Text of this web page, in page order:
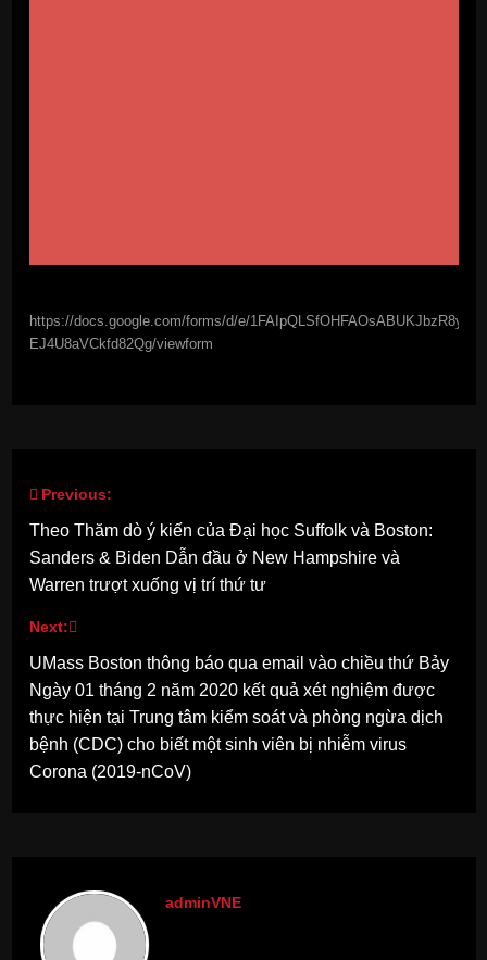
https://docs.google.com/forms/d/e/
EJ4U8aVCkfd82Qg/viewform
Post
navigation
Previous:
Theo Thăm dò ý kiến của Đại học Suffolk và Boston:
Sanders & Biden Dẫn đầu ở New Hampshire và
Warren trượt xuống vị trí thứ tư
Next:
UMass Boston thông báo qua email vào chiều thứ Bảy
Ngày 01 tháng 2 năm 2020 kết quả xét nghiệm được
thực hiện tại Trung tâm kiểm soát và phòng ngừa dịch
bệnh (CDC) cho biết một sinh viên bị nhiễm virus
Corona (2019-nCoV)
adminVNE